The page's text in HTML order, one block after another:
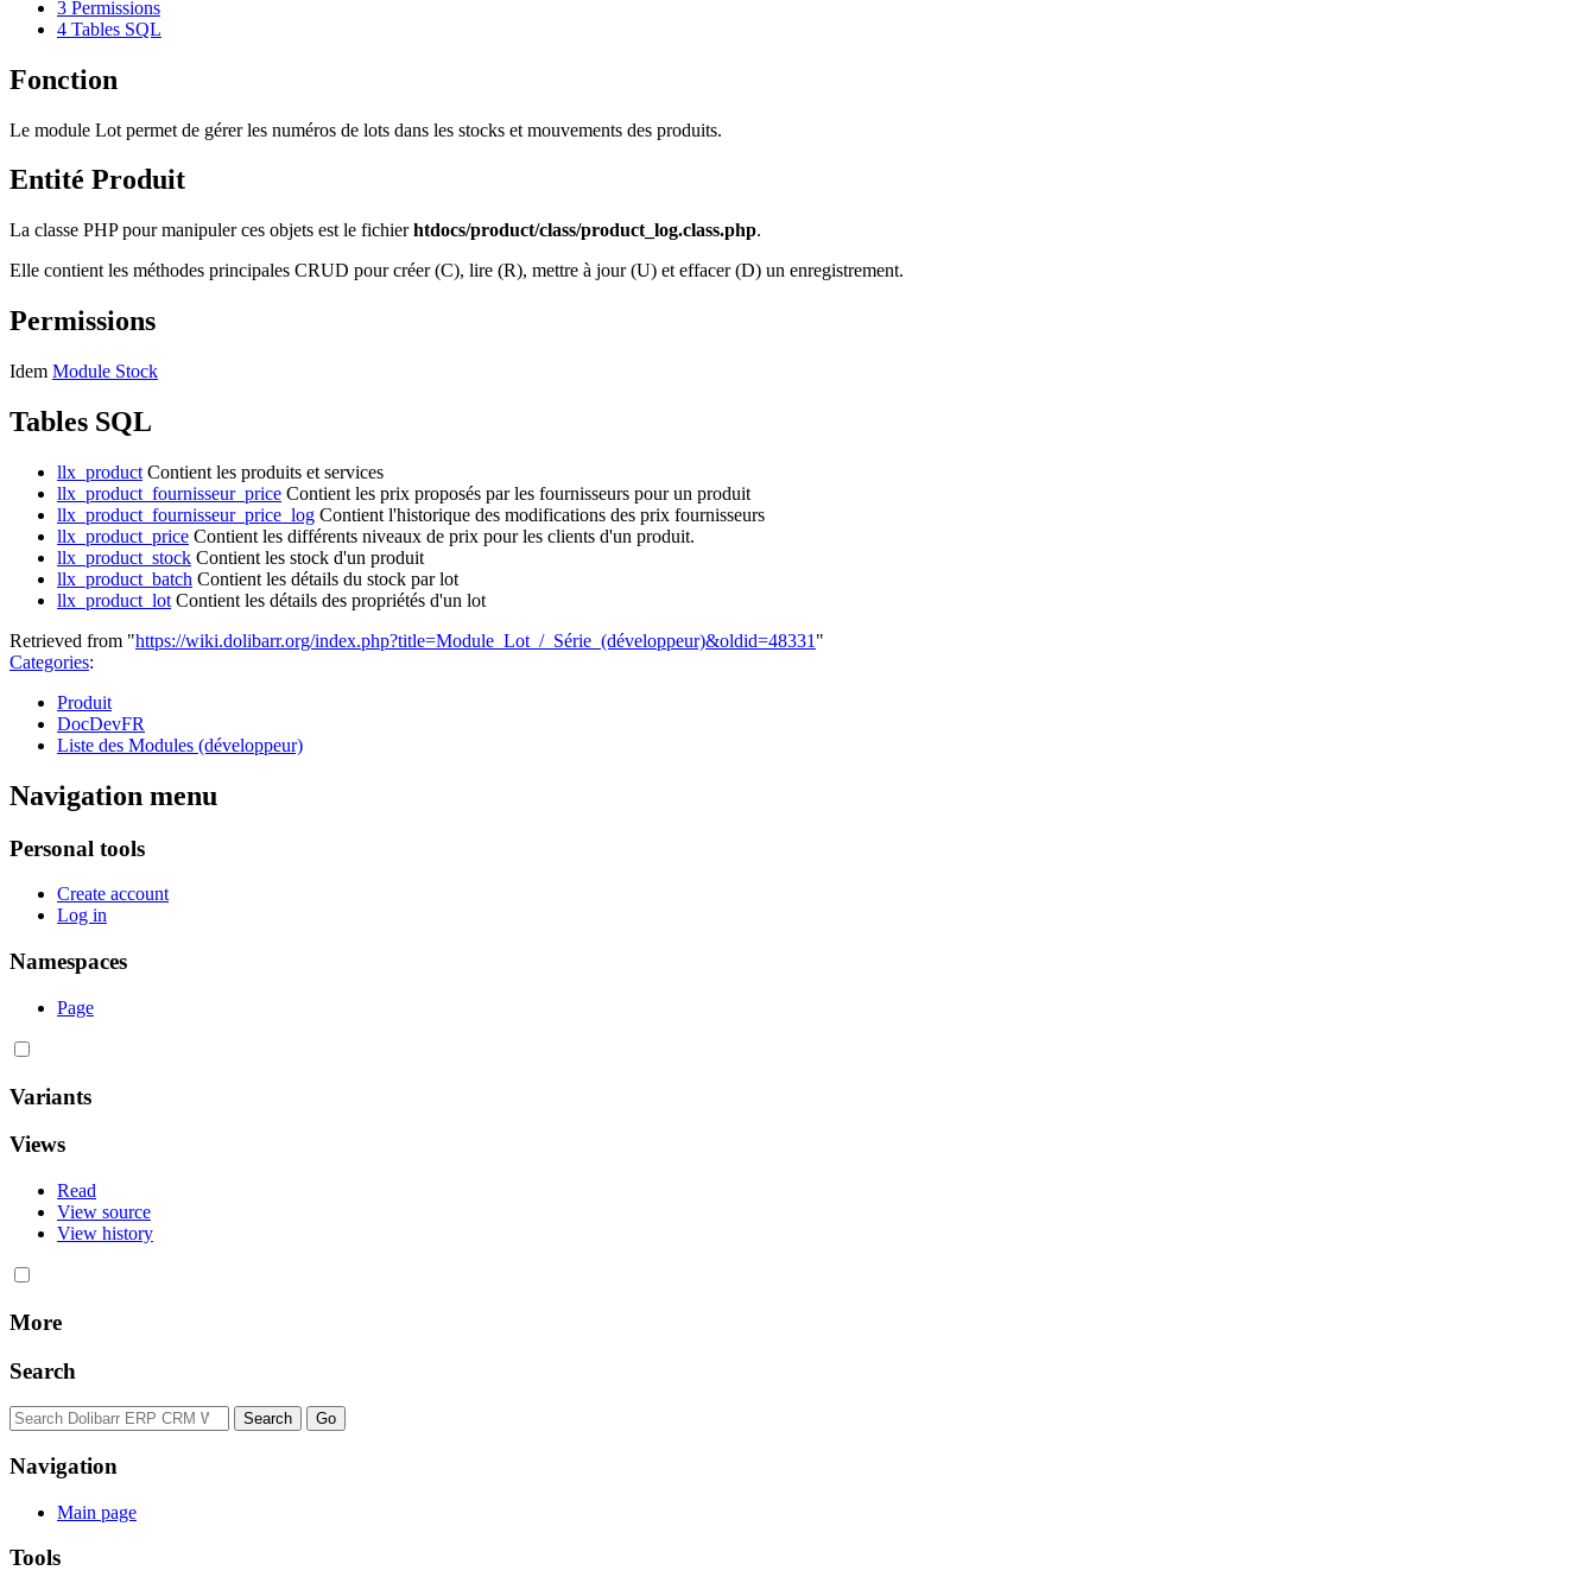
3 Permissions
4 Tables SQL
Fonction
Le module Lot permet de gérer les numéros de lots dans les stocks et mouvements des produits.
Entité Produit
La classe PHP pour manipuler ces objets est le fichierhtdocs/product/class/product_log.class.php.
Elle contient les méthodes principales CRUD pour créer (C), lire (R), mettre à jour (U) et effacer (D) un enregistrement.
Permissions
Idem Module Stock
Tables SQL
llx_product Contient les produits et services
llx_product_fournisseur_price Contient les prix proposés par les fournisseurs pour un produit
llx_product_fournisseur_price_log Contient l'historique des modifications des prix fournisseurs
llx_product_price Contient les différents niveaux de prix pour les clients d'un produit.
llx_product_stock Contient les stock d'un produit
llx_product_batch Contient les détails du stock par lot
llx_product_lot Contient les détails des propriétés d'un lot
Retrieved from "https://wiki.dolibarr.org/index.php?title=Module_Lot_/_Série_(développeur)&oldid=48331 "
Categories:
Produit
DocDevFR
Liste des Modules (développeur)
Navigation menu
Personal tools
Create account
Log in
Namespaces
Page
Variants
Views
Read
View source
View history
More
Search
Navigation
Main page
Tools